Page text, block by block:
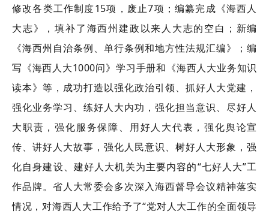
修改各类工作制度15项，废止7项；编纂完成《海西人
大志》，填补了海西州建政以来人大志的空白；新编
《海西州自治条例、单行条例和地方性法规汇编》；编
写《海西人大1000问》学习手册和《海西人大业务知识
读本》等，成功打造以强化政治引领、抓好人大党建，
强化业务学习、练好人大内功，强化担当意识、尽好人
大职责，强化服务保障、用好人大代表，强化舆论宣
传、讲好人大故事，强化人民意识、树好人大形象，强
化自身建设、建好人大机关为主要内容的“七好人大”工
作品牌。省人大常委会多次深入海西督导会议精神落实
情况，对海西人大工作给予了“党对人大工作的全面领导